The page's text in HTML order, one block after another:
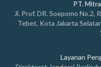
PT.
Jl. Prof. DR. Soepomo No.2,
Tebet, Kota Jakarta
Layanan